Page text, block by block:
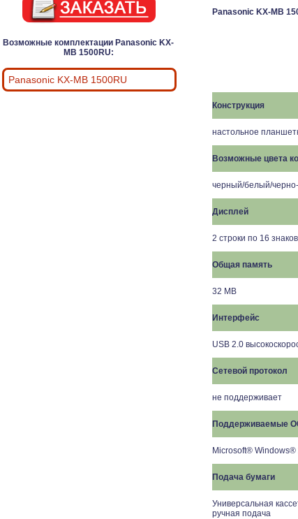
Возможные комплектации Panasonic KX-
MB 1500RU:
Panasonic KX-MB 1500RU
Panasonic KX-MB
Конструкция
настольное
Возможные цвета
черный/белый/
Дисплей
2 строки по 16 знаков
Общая память
32 MB
Интерфейс
USB 2.0
Сетевой протокол
не поддерживает
Поддерживаемые
Microsoft®
Подача бумаги
Универсальная
ручная подача